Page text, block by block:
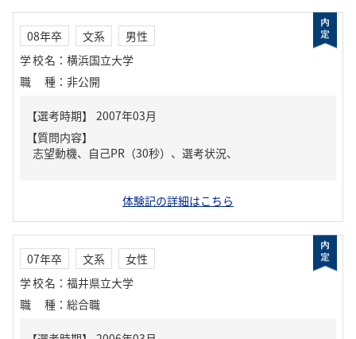
08年卒 文系
男性
学校名 ： 横浜国立大学
職種 ： 非公開
【質問内容】
志望動機、自己PR（30秒）、選考状況、
体験記の詳細はこちら
07年卒 文系
女性
学校名 ： 福井県立大学
職種 ： 総合職